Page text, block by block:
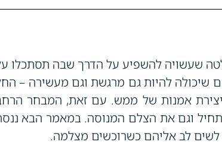
שעשויה להשפיע על הדרך שבה תסתכלו
שיכולה להיות גם מרגשת וגם מעשירה –
יצירת אמנות של ממש. עם זאת, המבחר
וגם את הצלם המנוסה. במאמר הבא
לשים לב אליהם כשרוכשים מצלמה.